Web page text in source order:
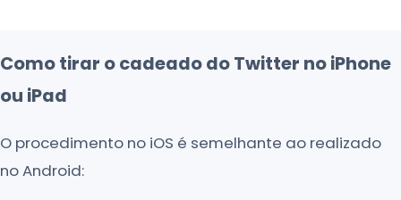
Como tirar o cadeado do Twitter no iPhone
ou iPad
O procedimento no iOS é semelhante ao realizado
no Android: